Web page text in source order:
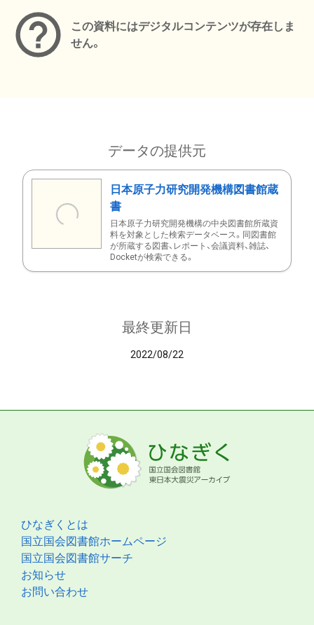
この資料にはデジタルコンテンツが存在しま
せん。
データの提供元
日本原子力研究開発機構図書館蔵
書
日本原子力研究開発機構の中央図書館所蔵資
料を対象とした検索データベース。同図書館
が所蔵する図書、レポート、会議資料、雑誌、
Docketが検索できる。
最終更新日
2022/08/22
ひなぎくとは
国立国会図書館ホームページ
国立国会図書館サーチ
お知らせ
お問い合わせ